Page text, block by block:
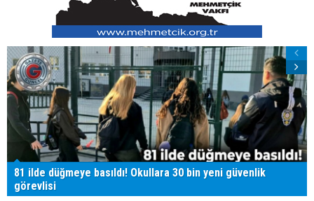
81 ilde düğmeye basıldı! Okullara 30 bin yeni güvenlik
görevlisi